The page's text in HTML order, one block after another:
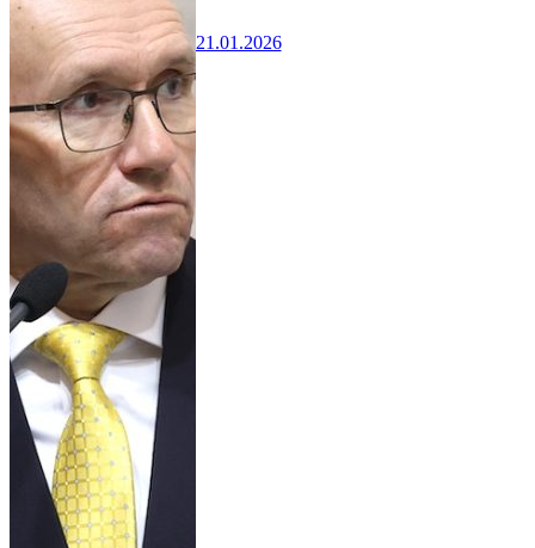
21.01.2026